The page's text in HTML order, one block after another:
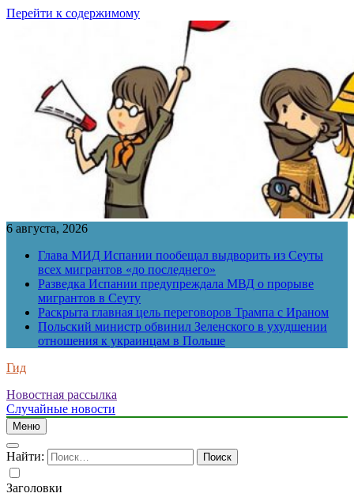
Перейти к содержимому
6 августа, 2026
Глава МИД Испании пообещал выдворить из Сеуты
всех мигрантов «до последнего»
Разведка Испании предупреждала МВД о прорыве
мигрантов в Сеуту
Раскрыта главная цель переговоров Трампа с Ираном
Польский министр обвинил Зеленского в ухудшении
отношения к украинцам в Польше
Гид
Новостная рассылка
Случайные новости
Меню
Найти:
Заголовки